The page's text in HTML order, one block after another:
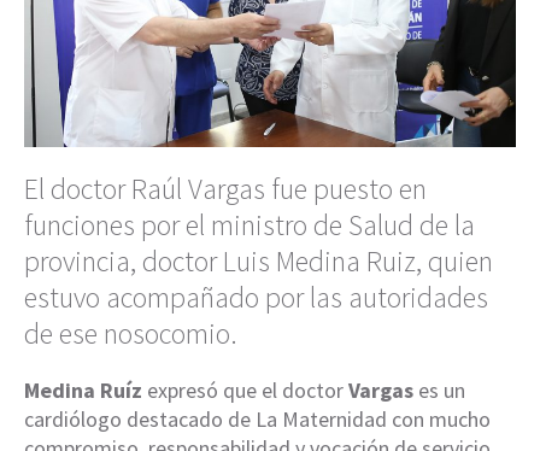
El doctor Raúl Vargas fue puesto en
funciones por el ministro de Salud de la
provincia, doctor Luis Medina Ruiz, quien
estuvo acompañado por las autoridades
de ese nosocomio.
Medina Ruíz expresó que el doctorVargas es un
cardiólogo destacado de La Maternidad con mucho